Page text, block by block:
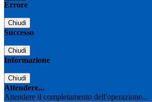
Errore
Chiudi
Successo
Chiudi
Informazione
Chiudi
Attendere...
Attendere il completamento dell'operazione...